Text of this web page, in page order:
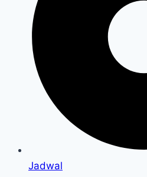
Jadwal